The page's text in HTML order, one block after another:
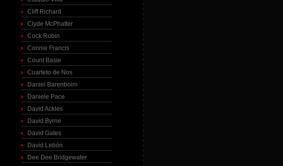
Cliff Richard
Clyde McPhatter
Cock Robin
Connie Francis
Count Basie
Cuarteto de Nos
Daniel Barenboim
Daniele Pace
David Ackles
David Byrne
David Gates
David Lebón
Dee Dee Bridgewater